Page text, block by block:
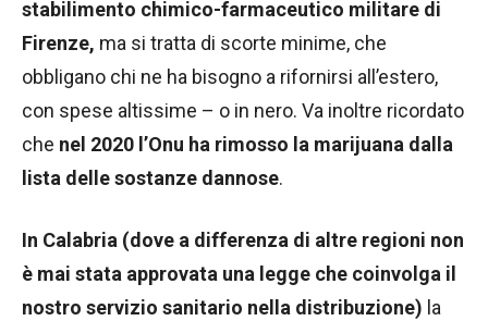
stabilimento chimico-farmaceutico militare di
Firenze, ma si tratta di scorte minime, che
obbligano chi ne ha bisogno a rifornirsi all’estero,
con spese altissime – o in nero. Va inoltre ricordato
che nel 2020 l’Onu ha rimosso la marijuana dalla
lista delle sostanze dannose.
In Calabria (dove a differenza di altre regioni non
è mai stata approvata una legge che coinvolga il
nostro servizio sanitario nella distribuzione) la